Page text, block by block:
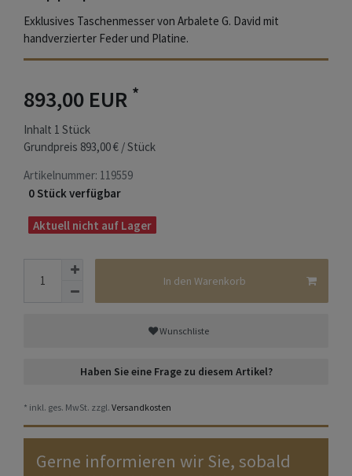
Exklusives Taschenmesser von Arbalete G. David mit
handverzierter Feder und Platine.
893,00 EUR *
Inhalt 1 Stück
Grundpreis 893,00 € / Stück
Artikelnummer: 119559
0 Stück verfügbar
Aktuell nicht auf Lager
In den Warenkorb
Wunschliste
Haben Sie eine Frage zu diesem Artikel?
* inkl. ges. MwSt. zzgl. Versandkosten
Gerne informieren wir Sie, sobald